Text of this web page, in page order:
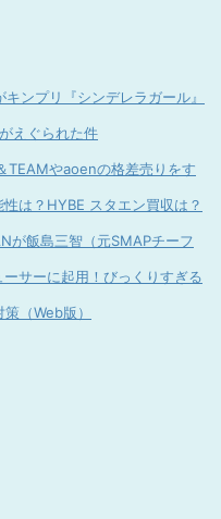
キンプリ『シンデレラガール』
えぐられた件
TEAMやaoenの格差売りをす
は？HYBE スタエン買収は？
が飯島三智（元SMAPチーフ
サーに起用！びっくりすぎる
（Web版）